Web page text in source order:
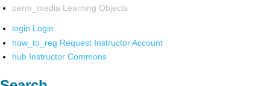
perm_media Learning Objects
login Login
how_to_reg Request Instructor Account
hub Instructor Commons